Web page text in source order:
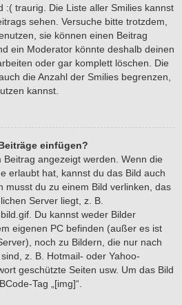
:( traurig. Die Liste aller Smilies kannst
sehen. Versuche bitte trotzdem,
sie können einen Beitrag
ein Moderator könnte deshalb deinen
oder gar komplett löschen. Die
die Anzahl der Smilies begrenzen,
kannst.
einfügen?
angezeigt werden. Wenn die
erlaubt hat, kannst du das Bild auch
musst du zu einem Bild verlinken, das
Server liegt, z. B.
Du kannst weder Bilder
eigenen PC befinden (außer es ist
noch zu Bildern, die nur nach
z. B. Hotmail- oder Yahoo-
geschützte Seiten usw. Um das Bild
Tag „[img]“.